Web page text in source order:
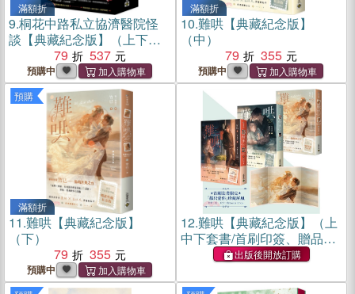
滿額折
9.桐花中路私立協濟醫院怪
談【典藏紀念版】（上下套
書不分售）：長年位居青春
文學好評榜，讀者心中經典
神作！
79 537
預購中
滿額折
10.難哄【典藏紀念版】
（中）
79
355
預購中
預購
滿額折
11.難哄【典藏紀念版】
（下）
79
355
預購中
12.難哄【典藏紀念版】（上
中下套書/首刷印簽、贈品
出版後開放訂購